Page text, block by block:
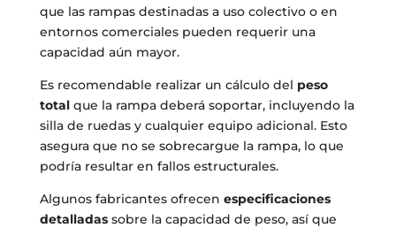
que las rampas destinadas a uso colectivo o en
entornos comerciales pueden requerir una
capacidad aún mayor.
Es recomendable realizar un cálculo del peso
totalque la rampa deberá soportar, incluyendo la
silla de ruedas y cualquier equipo adicional. Esto
asegura que no se sobrecargue la rampa, lo que
podría resultar en fallos estructurales.
Algunos fabricantes ofrecen especificaciones
detalladassobre la capacidad de peso, así que